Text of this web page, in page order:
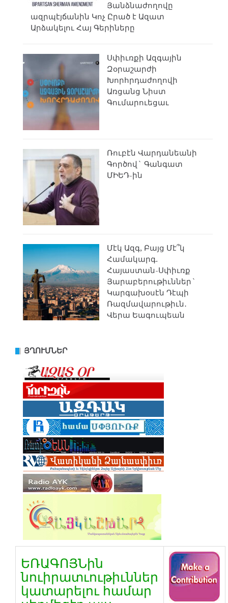
Յանձնաժողովը
ազրպէյճանին Կոչ Ըրած է Ազատ
Արձակելու Հայ Գերիները
Սփիւռքի Ազգային
Զօրաշարժի
Խորհրդաժողովի
Առցանց Նիստ
Գումարուեցաւ
Ռուբէն Վարդանեանի
Գործով` Գանգատ
ՄԻԵԴ-ին
Մէկ Ազգ, Բայց Մէ՞կ
Համակարգ.
Հայաստան-Սփիւռք
Յարաբերութիւններ`
Կարգախօսէն Դէպի
Ռազմավարութիւն․
Վերա Եագուպեան
ՅՂՈՒՄՆԵՐ
ԵՌԱԳՈՅՆին
նուիրատւութիւններ
կատարելու համար